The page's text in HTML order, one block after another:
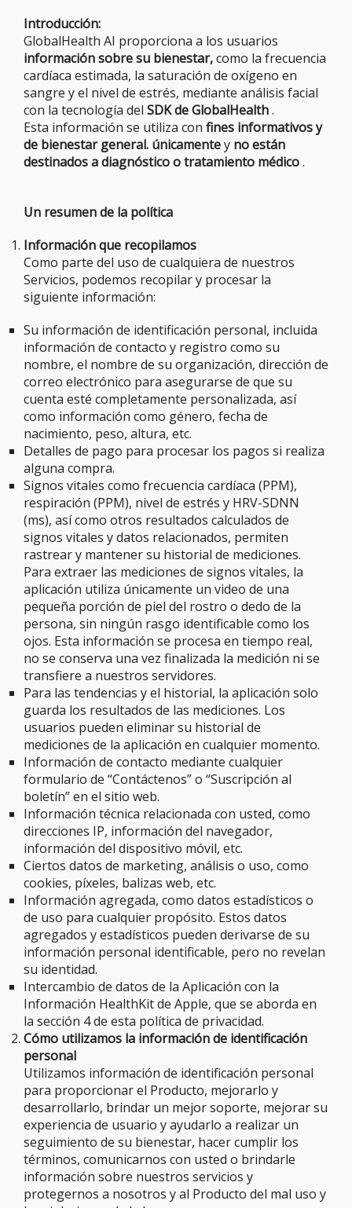
Introducción:
GlobalHealth AI proporciona a los usuarios
información sobre su bienestar,como la frecuencia
cardíaca estimada, la saturación de oxígeno en
sangre y el nivel de estrés, mediante análisis facial
con la tecnología del SDK de GlobalHealth.
Esta información se utiliza con fines informativos y
de bienestar general. únicamentey no están
destinados a diagnóstico o tratamiento médico.
Un resumen de la política
Información que recopilamos
Como parte del uso de cualquiera de nuestros
Servicios, podemos recopilar y procesar la
siguiente información:
Su información de identificación personal, incluida
información de contacto y registro como su
nombre, el nombre de su organización, dirección de
correo electrónico para asegurarse de que su
cuenta esté completamente personalizada, así
como información como género, fecha de
nacimiento, peso, altura, etc.
Detalles de pago para procesar los pagos si realiza
alguna compra.
Signos vitales como frecuencia cardíaca (PPM),
respiración (PPM), nivel de estrés y HRV-SDNN
(ms), así como otros resultados calculados de
signos vitales y datos relacionados, permiten
rastrear y mantener su historial de mediciones.
Para extraer las mediciones de signos vitales, la
aplicación utiliza únicamente un video de una
pequeña porción de piel del rostro o dedo de la
persona, sin ningún rasgo identificable como los
ojos. Esta información se procesa en tiempo real,
no se conserva una vez finalizada la medición ni se
transfiere a nuestros servidores.
Para las tendencias y el historial, la aplicación solo
guarda los resultados de las mediciones. Los
usuarios pueden eliminar su historial de
mediciones de la aplicación en cualquier momento.
Información de contacto mediante cualquier
formulario de “Contáctenos” o “Suscripción al
boletín” en el sitio web.
Información técnica relacionada con usted, como
direcciones IP, información del navegador,
información del dispositivo móvil, etc.
Ciertos datos de marketing, análisis o uso, como
cookies, píxeles, balizas web, etc.
Información agregada, como datos estadísticos o
de uso para cualquier propósito. Estos datos
agregados y estadísticos pueden derivarse de su
información personal identificable, pero no revelan
su identidad.
Intercambio de datos de la Aplicación con la
Información HealthKit de Apple, que se aborda en
la sección 4 de esta política de privacidad.
Cómo utilizamos la información de identificación
personal
Utilizamos información de identificación personal
para proporcionar el Producto, mejorarlo y
desarrollarlo, brindar un mejor soporte, mejorar su
experiencia de usuario y ayudarlo a realizar un
seguimiento de su bienestar, hacer cumplir los
términos, comunicarnos con usted o brindarle
información sobre nuestros servicios y
protegernos a nosotros y al Producto del mal uso y